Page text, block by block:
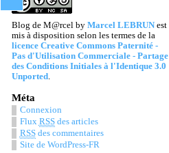
Blog de M@rcelby Marcel LEBRUNest
mis à disposition selon les termes de la
licence Creative Commons Paternité -
Pas d'Utilisation Commerciale - Partage
des Conditions Initiales à l'Identique 3.0
Unported.
Méta
Connexion
Flux RSSdes articles
RSSdes commentaires
Site de WordPress-FR